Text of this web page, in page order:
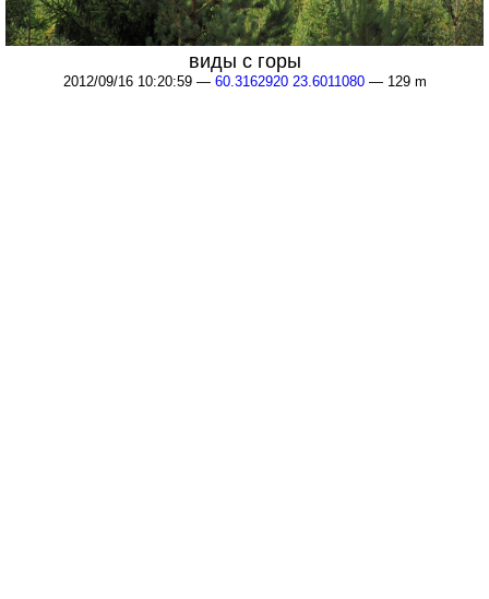
виды с горы
2012/09/16 10:20:59 — 60.3162920 23.6011080— 129 m